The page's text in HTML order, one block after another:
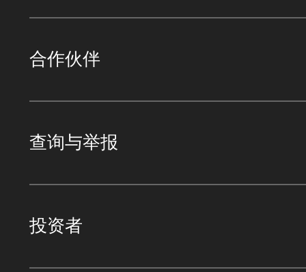
合作伙伴
查询与举报
投资者